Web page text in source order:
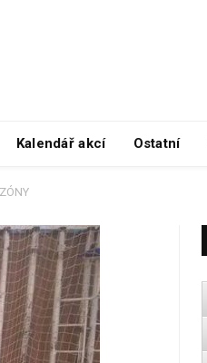
Kalendář akcí Ostatní